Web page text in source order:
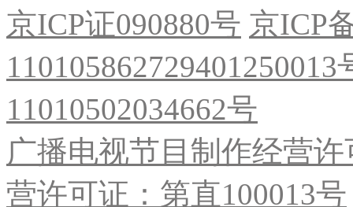
京ICP证090880号 京ICP
11010502034662号
广播电视节目制作经营
营许可证：第直100013号